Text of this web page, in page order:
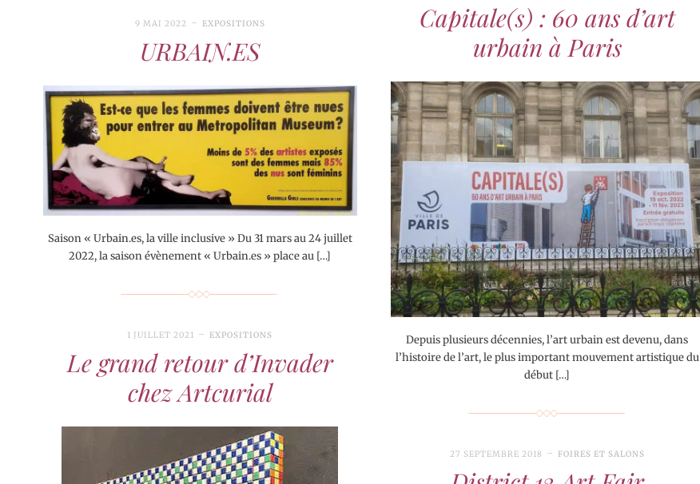
Capitale(s) : 60 ans d’art
urbain à Paris
Depuis plusieurs décennies, l’art urbain est devenu, dans
l’histoire de l’art, le plus important mouvement artistique du
début […]
9 MAI 2022 EXPOSITIONS
URBAIN.ES
Saison « Urbain.es, la ville inclusive » Du 31 mars au 24 juillet
2022, la saison évènement « Urbain.es » place au […]
1 JUILLET 2021 EXPOSITIONS
Le grand retour d’Invader
chez Artcurial
27 SEPTEMBRE 2018 FOIRES ET SALONS